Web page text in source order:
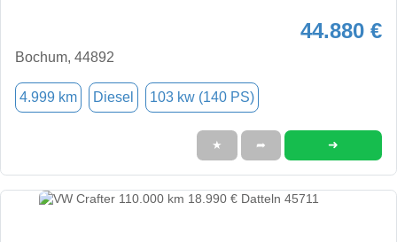
44.880 €
Bochum, 44892
4.999 km Diesel 103 kw (140 PS)
★ ➦ ➜